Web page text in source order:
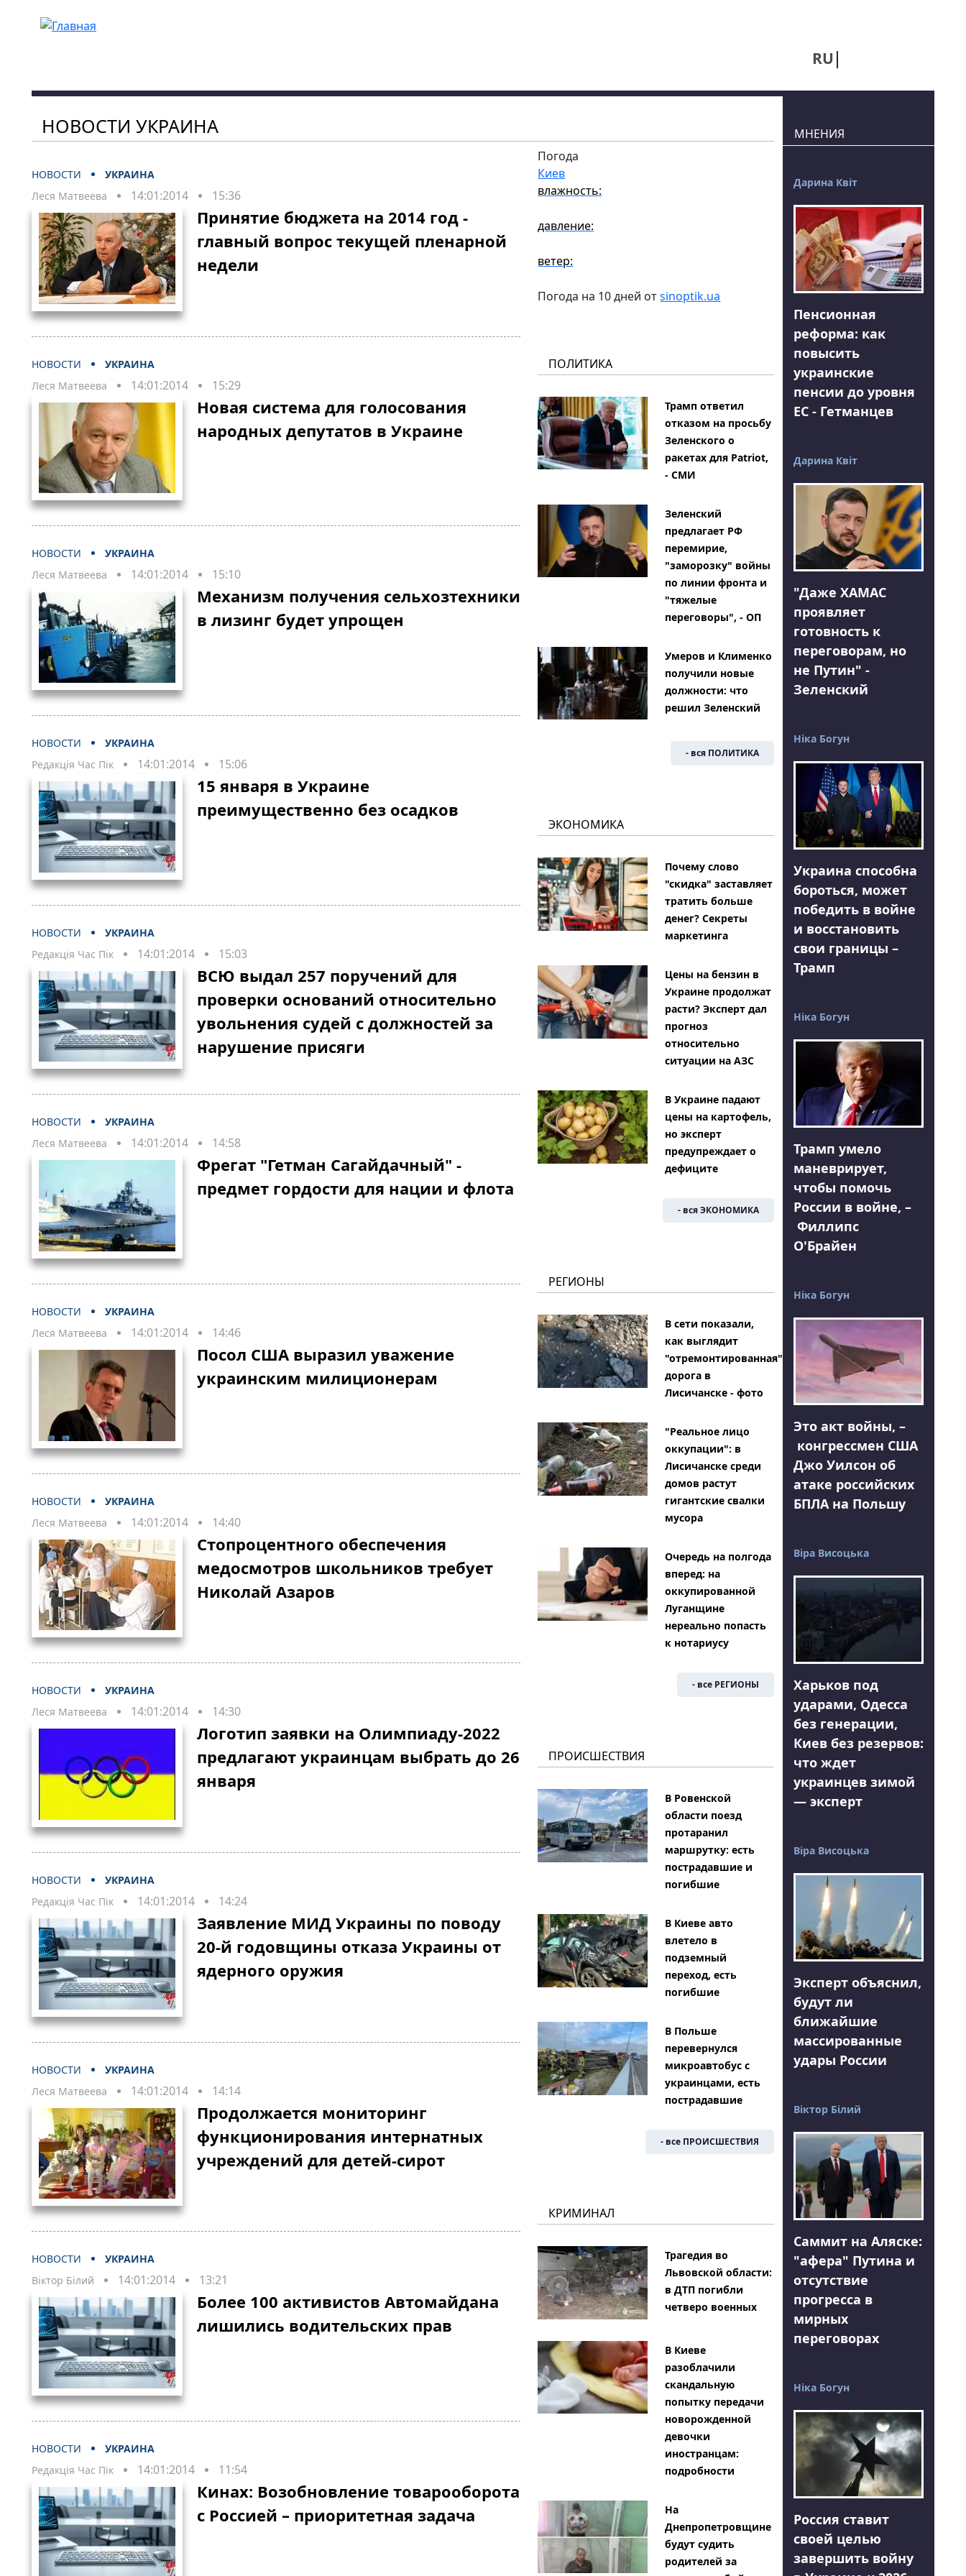
RU
НОВОСТИ УКРАИНА
НОВОСТИ
УКРАИНА
Леся Матвеева
14:01:2014 15:36
Принятие бюджета на 2014 год -
главный вопрос текущей пленарной
недели
НОВОСТИ
УКРАИНА
Леся Матвеева
14:01:2014 15:29
Новая система для голосования
народных депутатов в Украине
НОВОСТИ
УКРАИНА
Леся Матвеева
14:01:2014 15:10
Механизм получения сельхозтехники
в лизинг будет упрощен
НОВОСТИ
УКРАИНА
Редакція Час Пік
14:01:2014 15:06
15 января в Украине
преимущественно без осадков
НОВОСТИ
УКРАИНА
Редакція Час Пік
14:01:2014 15:03
ВСЮ выдал 257 поручений для
проверки оснований относительно
увольнения судей с должностей за
нарушение присяги
НОВОСТИ
УКРАИНА
Леся Матвеева
14:01:2014 14:58
Фрегат "Гетман Сагайдачный" -
предмет гордости для нации и флота
НОВОСТИ
УКРАИНА
Леся Матвеева
14:01:2014 14:46
Посол США выразил уважение
украинским милиционерам
НОВОСТИ
УКРАИНА
Леся Матвеева
14:01:2014 14:40
Стопроцентного обеспечения
медосмотров школьников требует
Николай Азаров
НОВОСТИ
УКРАИНА
Леся Матвеева
14:01:2014 14:30
Логотип заявки на Олимпиаду-2022
предлагают украинцам выбрать до 26
января
НОВОСТИ
УКРАИНА
Редакція Час Пік
14:01:2014 14:24
Заявление МИД Украины по поводу
20-й годовщины отказа Украины от
ядерного оружия
НОВОСТИ
УКРАИНА
Леся Матвеева
14:01:2014 14:14
Продолжается мониторинг
функционирования интернатных
учреждений для детей-сирот
НОВОСТИ
УКРАИНА
Віктор Білий
14:01:2014 13:21
Более 100 активистов Автомайдана
лишились водительских прав
НОВОСТИ
УКРАИНА
Редакція Час Пік
14:01:2014 11:54
Кинах: Возобновление товарооборота
с Россией – приоритетная задача
Погода
Киев
влажность:
давление:
ветер:
Погода на 10 дней отsinoptik.ua
ПОЛИТИКА
Трамп ответил
отказом на просьбу
Зеленского о
ракетах для Patriot,
- СМИ
Зеленский
предлагает РФ
перемирие,
"заморозку" войны
по линии фронта и
"тяжелые
переговоры", - ОП
Умеров и Клименко
получили новые
должности: что
решил Зеленский
- вся ПОЛИТИКА
ЭКОНОМИКА
Почему слово
"скидка" заставляет
тратить больше
денег? Секреты
маркетинга
Цены на бензин в
Украине продолжат
расти? Эксперт дал
прогноз
относительно
ситуации на АЗС
В Украине падают
цены на картофель,
но эксперт
предупреждает о
дефиците
- вся ЭКОНОМИКА
РЕГИОНЫ
В сети показали,
как выглядит
"отремонтированная"
дорога в
Лисичанске - фото
"Реальное лицо
оккупации": в
Лисичанске среди
домов растут
гигантские свалки
мусора
Очередь на полгода
вперед: на
оккупированной
Луганщине
нереально попасть
к нотариусу
- все РЕГИОНЫ
ПРОИСШЕСТВИЯ
В Ровенской
области поезд
протаранил
маршрутку: есть
пострадавшие и
погибшие
В Киеве авто
влетело в
подземный
переход, есть
погибшие
В Польше
перевернулся
микроавтобус с
украинцами, есть
пострадавшие
- все ПРОИСШЕСТВИЯ
КРИМИНАЛ
Трагедия во
Львовской области:
в ДТП погибли
четверо военных
В Киеве
разоблачили
скандальную
попытку передачи
новорожденной
девочки
иностранцам:
подробности
На
Днепропетровщине
будут судить
родителей за
МНЕНИЯ
Дарина Квіт
Пенсионная
реформа: как
повысить
украинские
пенсии до уровня
ЕС - Гетманцев
Дарина Квіт
"Даже ХАМАС
проявляет
готовность к
переговорам, но
не Путин" -
Зеленский
Ніка Богун
Украина способна
бороться, может
победить в войне
и восстановить
свои границы –
Трамп
Ніка Богун
Трамп умело
маневрирует,
чтобы помочь
России в войне, –
Филлипс
О'Брайен
Ніка Богун
Это акт войны, –
конгрессмен США
Джо Уилсон об
атаке российских
БПЛА на Польшу
Віра Висоцька
Харьков под
ударами, Одесса
без генерации,
Киев без резервов:
что ждет
украинцев зимой
— эксперт
Віра Висоцька
Эксперт объяснил,
будут ли
ближайшие
массированные
удары России
Віктор Білий
Саммит на Аляске:
"афера" Путина и
отсутствие
прогресса в
мирных
переговорах
Ніка Богун
Россия ставит
своей целью
завершить войну